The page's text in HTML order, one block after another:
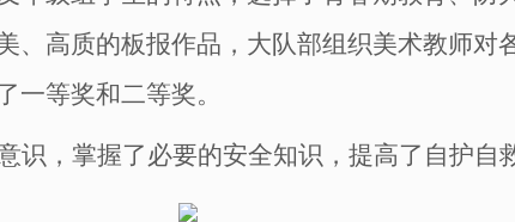
、高质的板报作品，大队部组织美术教师对
一等奖和二等奖。
，掌握了必要的安全知识，提高了自护自